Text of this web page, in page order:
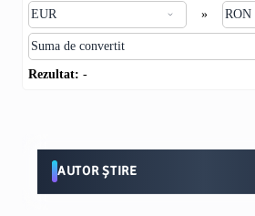
»
Rezultat: -
AUTOR ȘTIRE